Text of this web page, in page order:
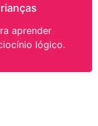
aprender
lógico.